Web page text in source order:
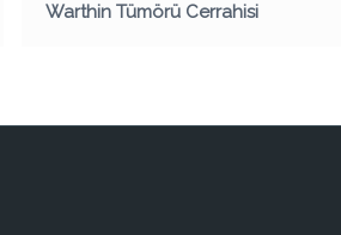
Warthin Tümörü Cerrahisi